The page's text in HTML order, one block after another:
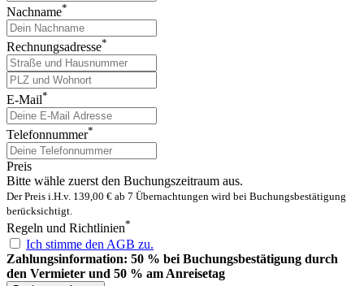
Nachname*
Rechnungsadresse*
E-Mail*
Telefonnummer*
Preis
Bitte wähle zuerst den Buchungszeitraum aus.
Der Preis i.H.v. 139,00 € ab 7 Übernachtungen wird bei Buchungsbestätigung
berücksichtigt.
Regeln und Richtlinien*
Ich stimme den AGB zu.
Zahlungsinformation: 50 % bei Buchungsbestätigung durch
den Vermieter und 50 % am Anreisetag